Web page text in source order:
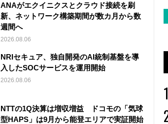
ANAがエクイニクスとクラウド接続を刷
新、ネットワーク構築期間が数カ月から数
週間へ
2026.08.06
NRIセキュア、独自開発のAI統制基盤を導
入したSOCサービスを運用開始
2026.08.06
NTTの1Q決算は増収増益 ドコモの「気球
型HAPS」は9月から能登エリアで実証開始